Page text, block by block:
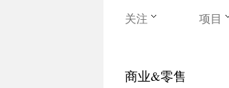
关注 项目
商业&零售